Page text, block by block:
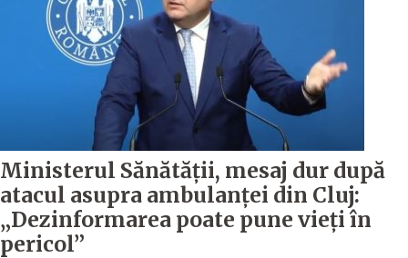
Ministerul Sănătății, mesaj dur după
atacul asupra ambulanței din Cluj:
„Dezinformarea poate pune vieți în
pericol”